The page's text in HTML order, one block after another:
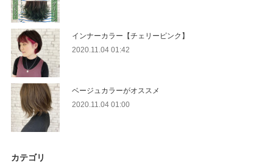
インナーカラー【チェリーピンク】
2020.11.04 01:42
ベージュカラーがオススメ
2020.11.04 01:00
カテゴリ